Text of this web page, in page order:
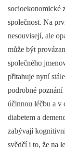
socioekonomické
společnost. Na
nesouvisejí, ale
může být
společného
přitahuje nyní
podrobné
účinnou léčbu a v
diabetem a
zabývají
svědčí i to, že na